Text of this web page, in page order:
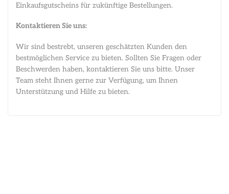
Einkaufsgutscheins für zukünftige Bestellungen.
Kontaktieren Sie uns:
Wir sind bestrebt, unseren geschätzten Kunden den
bestmöglichen Service zu bieten. Sollten Sie Fragen oder
Beschwerden haben, kontaktieren Sie uns bitte. Unser
Team steht Ihnen gerne zur Verfügung, um Ihnen
Unterstützung und Hilfe zu bieten.